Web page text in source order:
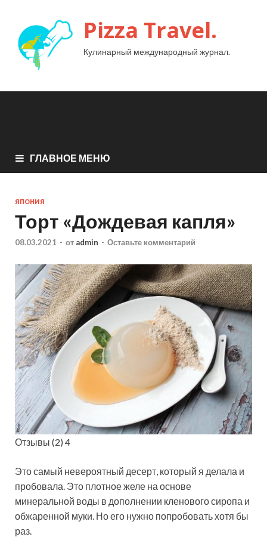
Pizza Travel.
Кулинарный международный журнал.
ГЛАВНОЕ МЕНЮ
ЯПОНИЯ
Торт «Дождевая капля»
08.03.2021 - от admin - Оставьте комментарий
Отзывы (2) 4
Это самый невероятный десерт, который я делала и
пробовала. Это плотное желе на основе
минеральной воды в дополнении кленового сиропа и
обжаренной муки. Но его нужно попробовать хотя бы
раз.